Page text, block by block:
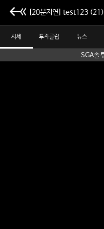
[20분지연] test123 (21)
시세 투자클럽 뉴스
SGA솔